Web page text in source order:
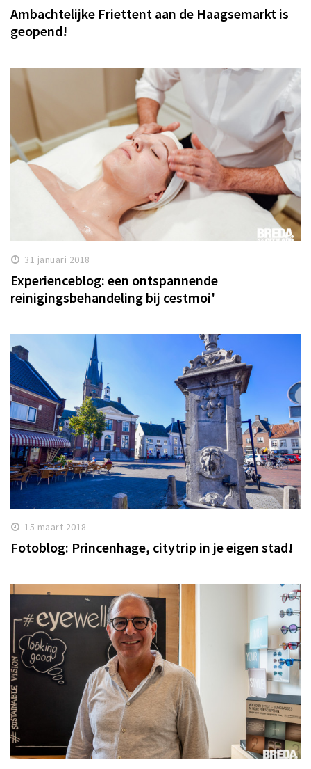
Ambachtelijke Friettent aan de Haagsemarkt is
geopend!
31 januari 2018
Experienceblog: een ontspannende
reinigingsbehandeling bij cestmoi'
15 maart 2018
Fotoblog: Princenhage, citytrip in je eigen stad!